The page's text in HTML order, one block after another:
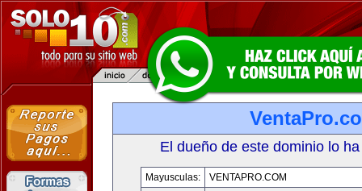
El dueño de este dominio lo
Mayusculas:
VENTAPRO.COM